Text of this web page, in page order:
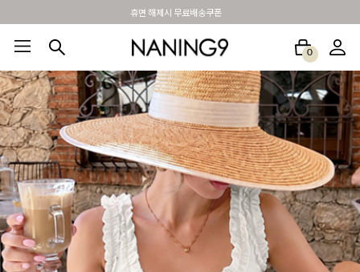
BEST 포토리뷰 - 매주 2명추첨 3만원쿠폰
0
BEST100🤍 NEW5% 베스트재진행 썸머여행룩 아울렛 하객&모임룩